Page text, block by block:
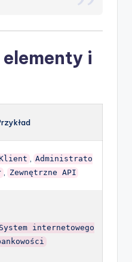
i
, Administrato
, Zewnętrzne API
System internetowego